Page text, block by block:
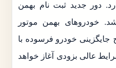
دور جدید ثبت نام بهمن
خودروهای بهمن موتور
خودرو فرسوده با
عالی بزودی آغاز خواهد